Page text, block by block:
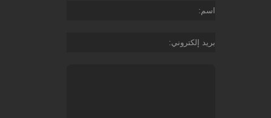
اسم
بريد إلكتروني